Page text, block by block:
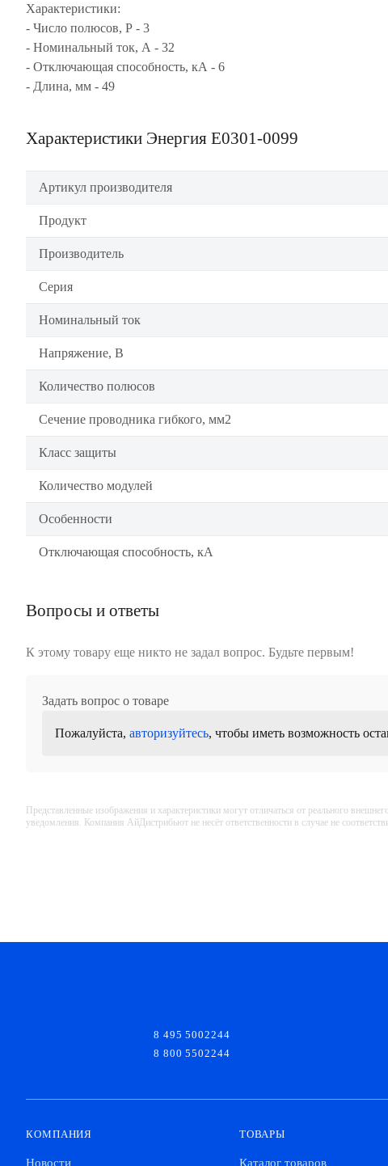
Характеристики:
- Число полюсов, Р - 3
- Номинальный ток, А - 32
- Отключающая способность, кА - 6
- Длина, мм - 49
Характеристики Энергия Е0301-0099
Артикул производителя
Продукт
Производитель
Серия
Номинальный ток
Напряжение, В
Количество полюсов
Сечение проводника гибкого, мм2
Класс защиты
Количество модулей
Особенности
Отключающая способность, кА
Вопросы и ответы
К этому товару еще никто не задал вопрос. Будьте первым!
Задать вопрос о товаре
Пожалуйста, авторизуйтесь, чтобы иметь возможность
Представленные изображения и характеристики могут отличаться от реального
уведомления. Компания АйДистрибьют не несёт ответственности в случае не
8 495 5002244
8 800 5502244
КОМПАНИЯ
Новости
ТОВАРЫ
Каталог товаров